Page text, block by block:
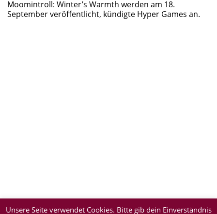
Moomintroll: Winter’s Warmth werden am 18.
September veröffentlicht, kündigte Hyper Games an.
Unsere Seite verwendet Cookies. Bitte gib dein Einverständnis